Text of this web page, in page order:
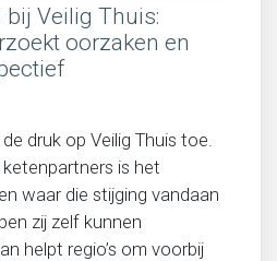
Veilig Thuis:
oorzaken en
druk op Veilig Thuis toe.
is het
waar die stijging vandaan
zij zelf kunnen
helpt regio’s om voorbij